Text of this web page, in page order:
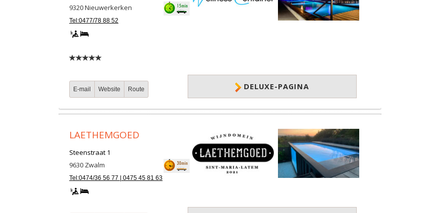
9320Nieuwerkerken
Tel:0477/78 88 52
E-mail Website Route DELUXE-PAGINA
LAETHEMGOED
Steenstraat 1
9630 Zwalm
Tel:0474/36 56 77 | 0475 45 81 63